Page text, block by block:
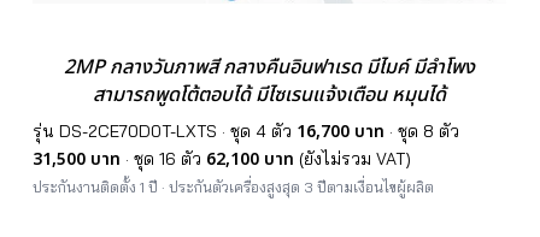
2MP กลางวันภาพสี กลางคืนอินฟาเรดมีไมค์ มีลำโพง
สามารถพูดโต้ตอบได้ มีไซเรนแจ้งเตือน หมุนได้
รุ่น DS-2CE70D0T-LXTS · ชุด 4 ตัว 16,700 บาท · ชุด 8 ตัว
31,500 บาท · ชุด 16 ตัว 62,100 บาท (ยังไม่รวม VAT)
ประกันงานติดตั้ง 1 ปี · ประกันตัวเครื่องสูงสุด 3 ปีตามเงื่อนไขผู้ผลิต